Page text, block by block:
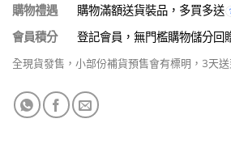
購物禮遇
購物滿額送貨裝品，多買多送
會員積分
登記會員，無門檻購物儲分回
全現貨發售，小部份補貨預售會有標明，3天送